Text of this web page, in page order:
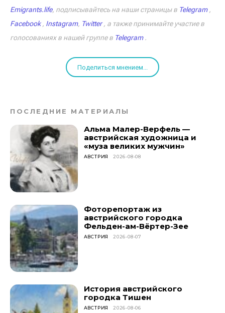
Emigrants.life, подписывайтесь на наши страницы в Telegram,
Facebook, Instagram, Twitter, а также принимайте участие в
голосованиях в нашей группе в Telegram.
Поделиться мнением...
ПОСЛЕДНИЕ МАТЕРИАЛЫ
Альма Малер-Верфель —
австрийская художница и
«муза великих мужчин»
АВСТРИЯ 2026-08-08
Фоторепортаж из
австрийского городка
Фельден-ам-Вёртер-Зее
АВСТРИЯ 2026-08-07
История австрийского
городка Тишен
АВСТРИЯ 2026-08-06